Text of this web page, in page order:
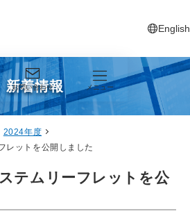
English
新しいタ
お問い合わせ メニュー
新着情報
2024年度
レットを公開しました
テムリーフレットを公